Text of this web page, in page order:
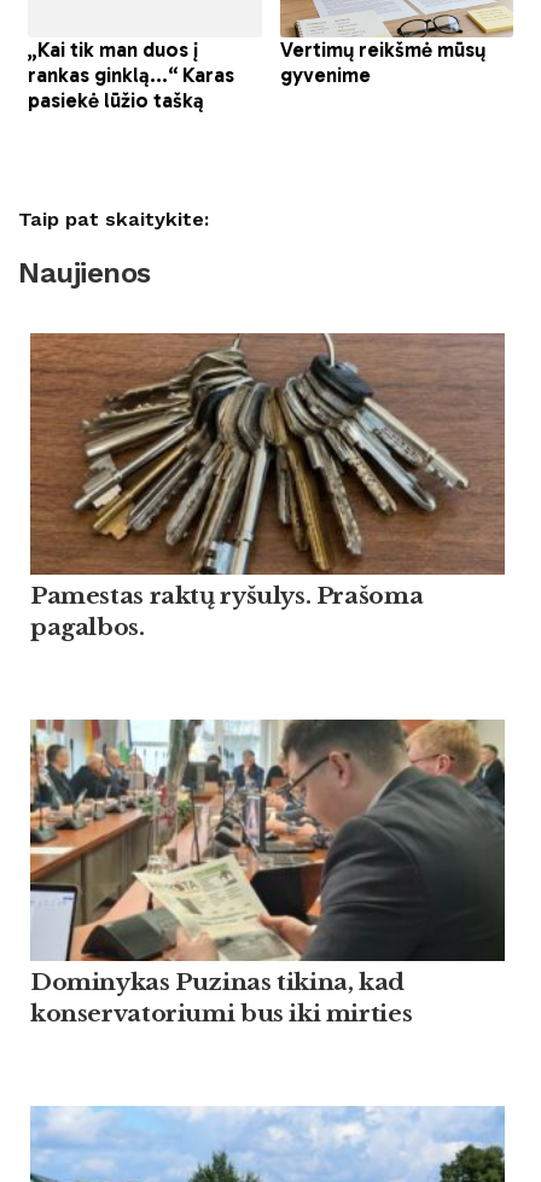
Taip pat skaitykite:
Naujienos
Pamestas raktų ryšulys. Prašoma
pagalbos.
Dominykas Puzinas tikina, kad
konservatoriumi bus iki mirties